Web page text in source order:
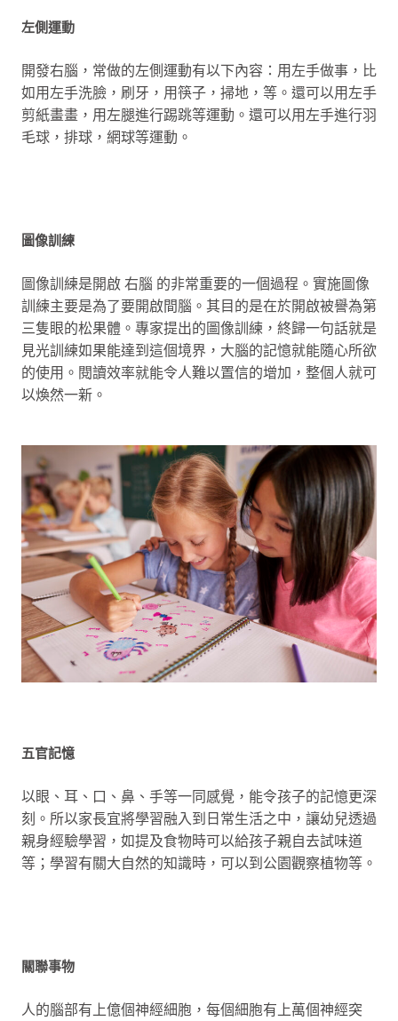
左側運動
開發右腦，常做的左側運動有以下內容：用左手做事，比
如用左手洗臉，刷牙，用筷子，掃地，等。還可以用左手
剪紙畫畫，用左腿進行踢跳等運動。還可以用左手進行羽
毛球，排球，網球等運動。
圖像訓練
圖像訓練是開啟 右腦 的非常重要的一個過程。實施圖像
訓練主要是為了要開啟間腦。其目的是在於開啟被譽為第
三隻眼的松果體。專家提出的圖像訓練，終歸一句話就是
見光訓練如果能達到這個境界，大腦的記憶就能隨心所欲
的使用。閱讀效率就能令人難以置信的增加，整個人就可
以煥然一新。
五官記憶
以眼、耳、口、鼻、手等一同感覺，能令孩子的記憶更深
刻。所以家長宜將學習融入到日常生活之中，讓幼兒透過
親身經驗學習，如提及食物時可以給孩子親自去試味道
等；學習有關大自然的知識時，可以到公園觀察植物等。
關聯事物
人的腦部有上億個神經細胞，每個細胞有上萬個神經突